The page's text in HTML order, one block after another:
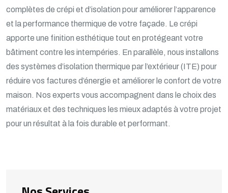
complètes de crépi et d’isolation pour améliorer l’apparence
et la performance thermique de votre façade. Le crépi
apporte une finition esthétique tout en protégeant votre
bâtiment contre les intempéries. En parallèle, nous installons
des systèmes d’isolation thermique par l’extérieur (ITE) pour
réduire vos factures d’énergie et améliorer le confort de votre
maison. Nos experts vous accompagnent dans le choix des
matériaux et des techniques les mieux adaptés à votre projet
pour un résultat à la fois durable et performant.